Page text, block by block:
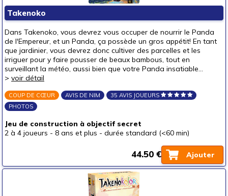
Takenoko
Dans Takenoko, vous devrez vous occuper de nourrir le Panda
de l'Empereur, et un Panda, ça possède un gros appétit! En tant
que jardinier, vous devrez donc cultiver des parcelles et les
irriguer pour y faire pousser de beaux bambous, tout en
surveillant la météo, aussi bien que votre Panda insatiable...
> voir détail
COUP DE CŒUR AVIS DE NIM
35 AVIS JOUEURS
PHOTOS
Jeu de construction à objectif secret
2 à 4 joueurs - 8 ans et plus - durée standard (<60 min)
Ajouter
44.50 €